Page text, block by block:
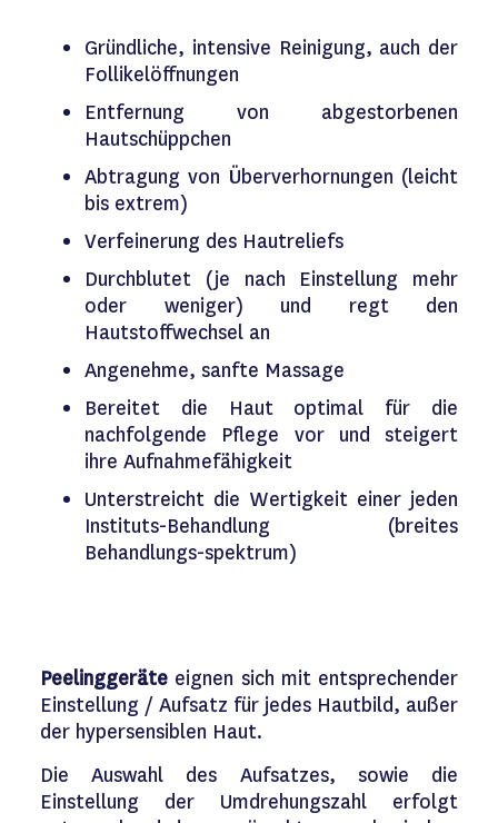
Gründliche, intensive Reinigung, auch der
Follikelöffnungen
Entfernung von abgestorbenen
Hautschüppchen
Abtragung von Überverhornungen (leicht
bis extrem)
Verfeinerung des Hautreliefs
Durchblutet (je nach Einstellung mehr
oder weniger) und regt den
Hautstoffwechsel an
Angenehme, sanfte Massage
Bereitet die Haut optimal für die
nachfolgende Pflege vor und steigert
ihre Aufnahmefähigkeit
Unterstreicht die Wertigkeit einer jeden
Instituts-Behandlung (breites
Behandlungs-spektrum)
Peelinggeräte eignen sich mit entsprechender
Einstellung / Aufsatz für jedes Hautbild, außer
der hypersensiblen Haut.
Die Auswahl des Aufsatzes, sowie die
Einstellung der Umdrehungszahl erfolgt